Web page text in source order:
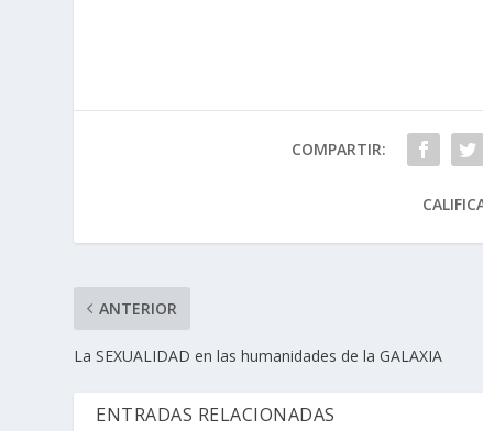
COMPARTIR:
ANTERIOR
La SEXUALIDAD en las humanidades de la GALAXIA
ENTRADAS RELACIONADAS